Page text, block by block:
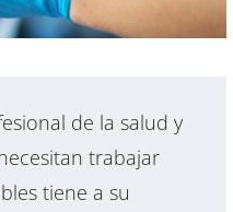
de la salud y
trabajar
tiene a su